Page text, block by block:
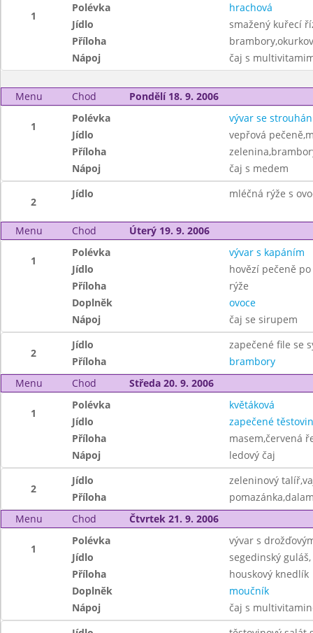
1
Polévka
hrachová
Jídlo
smažený kuřecí
Příloha
Nápoj
čaj s
Menu Chod Pondělí 18. 9. 2006
1
Polévka
vývar se
Jídlo
vepřová
Příloha
Nápoj
čaj s medem
2
Jídlo mléčná rýže s
Menu Chod Úterý 19. 9. 2006
1
Polévka
vývar s kapáním
Jídlo
hovězí pečeně
Příloha
rýže
Doplněk
ovoce
Nápoj
čaj se sirupem
2
Jídlo
zapečené file se
Příloha
brambory
Menu
Chod Středa 20. 9. 2006
1
Polévka
květáková
Jídlo
zapečené
Příloha
masem,červená
Nápoj
ledový čaj
2
Jídlo
zeleninový
Příloha
Menu
Chod Čtvrtek 21. 9. 2006
1
Polévka
vývar s
Jídlo
segedinský guláš,
Příloha
houskový knedlík
Doplněk
moučník
Nápoj
čaj s